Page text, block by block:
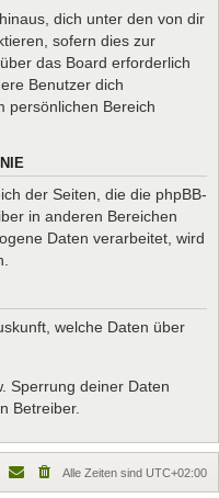
dich unter den von dir
sofern dies zur
das Board erforderlich
Benutzer dich
persönlichen Bereich
der Seiten, die die phpBB-
in anderen Bereichen
Daten verarbeitet, wird
welche Daten über
Sperrung deiner Daten
Betreiber.
Alle Zeiten sind UTC+02:00